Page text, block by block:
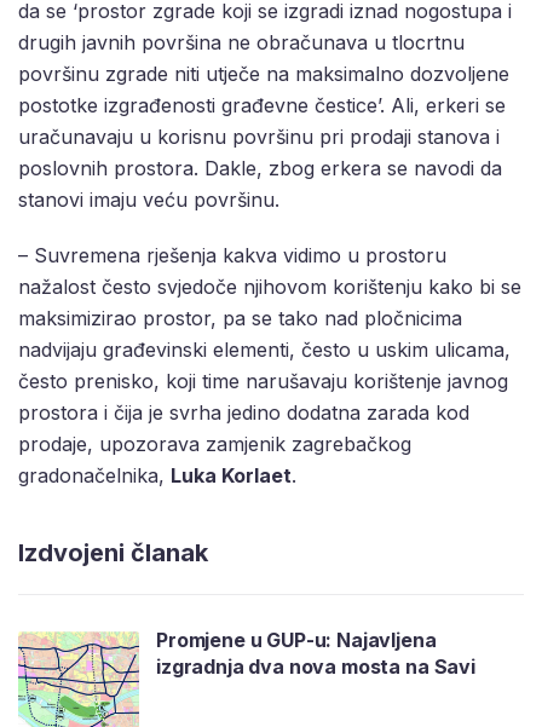
da se ‘prostor zgrade koji se izgradi iznad nogostupa i
drugih javnih površina ne obračunava u tlocrtnu
površinu zgrade niti utječe na maksimalno dozvoljene
postotke izgrađenosti građevne čestice’. Ali, erkeri se
uračunavaju u korisnu površinu pri prodaji stanova i
poslovnih prostora. Dakle, zbog erkera se navodi da
stanovi imaju veću površinu.
– Suvremena rješenja kakva vidimo u prostoru
nažalost često svjedoče njihovom korištenju kako bi se
maksimizirao prostor, pa se tako nad pločnicima
nadvijaju građevinski elementi, često u uskim ulicama,
često prenisko, koji time narušavaju korištenje javnog
prostora i čija je svrha jedino dodatna zarada kod
prodaje, upozorava zamjenik zagrebačkog
gradonačelnika, Luka Korlaet.
Izdvojeni članak
Promjene u GUP-u: Najavljena
izgradnja dva nova mosta na Savi